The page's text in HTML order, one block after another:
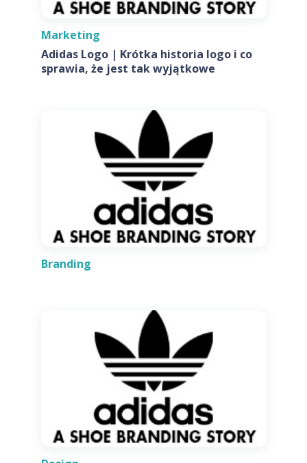
Marketing
Adidas Logo | Krótka historia logo i co
sprawia, że jest tak wyjątkowe
Branding